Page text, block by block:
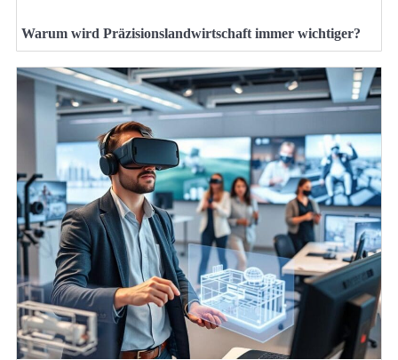
Warum wird Präzisionslandwirtschaft immer wichtiger?